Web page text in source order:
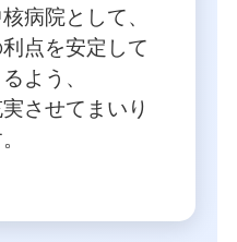
病院として、
点を安定して
よう、
させてまいり